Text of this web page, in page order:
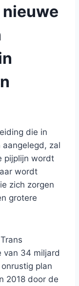
die in
zal
pijplijn wordt
wordt
zich zorgen
grotere
van 34 miljard
plan
2018 door de